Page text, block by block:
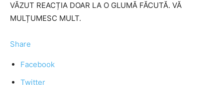
VĂZUT REACȚIA DOAR LA O GLUMĂ FĂCUTĂ. VĂ
MULȚUMESC MULT.
Share
Facebook
Twitter